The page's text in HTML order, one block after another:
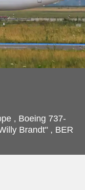
, Boeing 737-
Brandt" , BER